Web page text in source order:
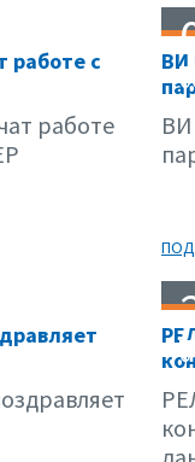
работе с
работе
ВИ